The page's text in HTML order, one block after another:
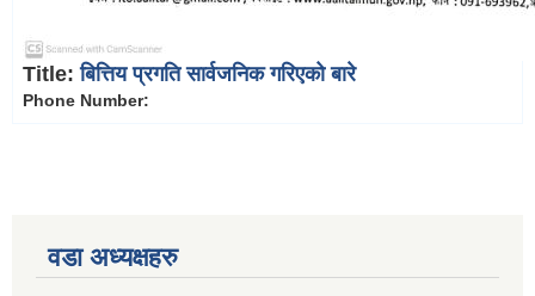
Title:बित्तिय प्रगति सार्वजनिक गरिएको बारे
Phone Number:
वडा अध्यक्षहरु